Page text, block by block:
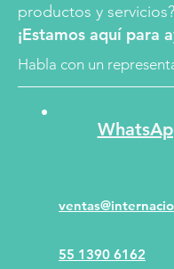
productos y servicios?
¡Estamos aquí para
Habla con un
55 1390 6162